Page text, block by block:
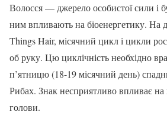
Волосся — джерело особистої сили і
ним впливають на біоенергетику. На
Things Hair, місячний цикл і цикли
об руку. Цю циклічність необхідно
п’ятницю (18-19 місячний день)
Рибах. Знак несприятливо впливає на
голови.